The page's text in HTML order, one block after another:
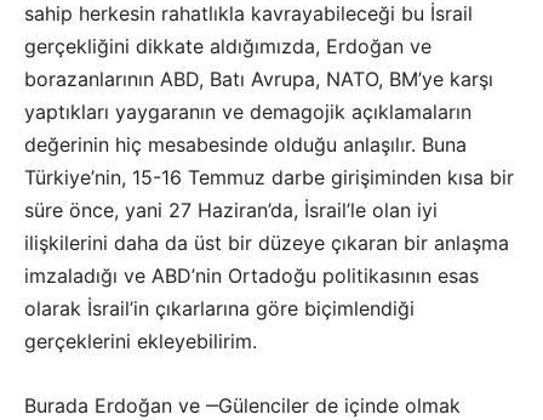
sahip herkesin rahatlıkla kavrayabileceği bu İsrail
gerçekliğini dikkate aldığımızda, Erdoğan ve
borazanlarının ABD, Batı Avrupa, NATO, BM’ye karşı
yaptıkları yaygaranın ve demagojik açıklamaların
değerinin hiç mesabesinde olduğu anlaşılır. Buna
Türkiye’nin, 15-16 Temmuz darbe girişiminden kısa bir
süre önce, yani 27 Haziran’da, İsrail’le olan iyi
ilişkilerini daha da üst bir düzeye çıkaran bir anlaşma
imzaladığı ve ABD’nin Ortadoğu politikasının esas
olarak İsrail’in çıkarlarına göre biçimlendiği
gerçeklerini ekleyebilirim.
Burada Erdoğan ve ‒Gülenciler de içinde olmak